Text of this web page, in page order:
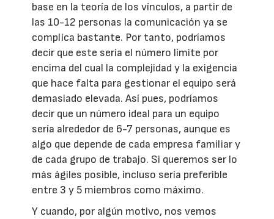
base en la teoría de los vínculos, a partir de
las 10-12 personas la comunicación ya se
complica bastante. Por tanto, podríamos
decir que este sería el número límite por
encima del cual la complejidad y la exigencia
que hace falta para gestionar el equipo será
demasiado elevada. Así pues, podríamos
decir que un número ideal para un equipo
sería alrededor de 6-7 personas, aunque es
algo que depende de cada empresa familiar y
de cada grupo de trabajo. Si queremos ser lo
más ágiles posible, incluso sería preferible
entre 3 y 5 miembros como máximo.
Y cuando, por algún motivo, nos vemos